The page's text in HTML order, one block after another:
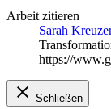
Arbeit zitieren
Sarah
https://
Schließen